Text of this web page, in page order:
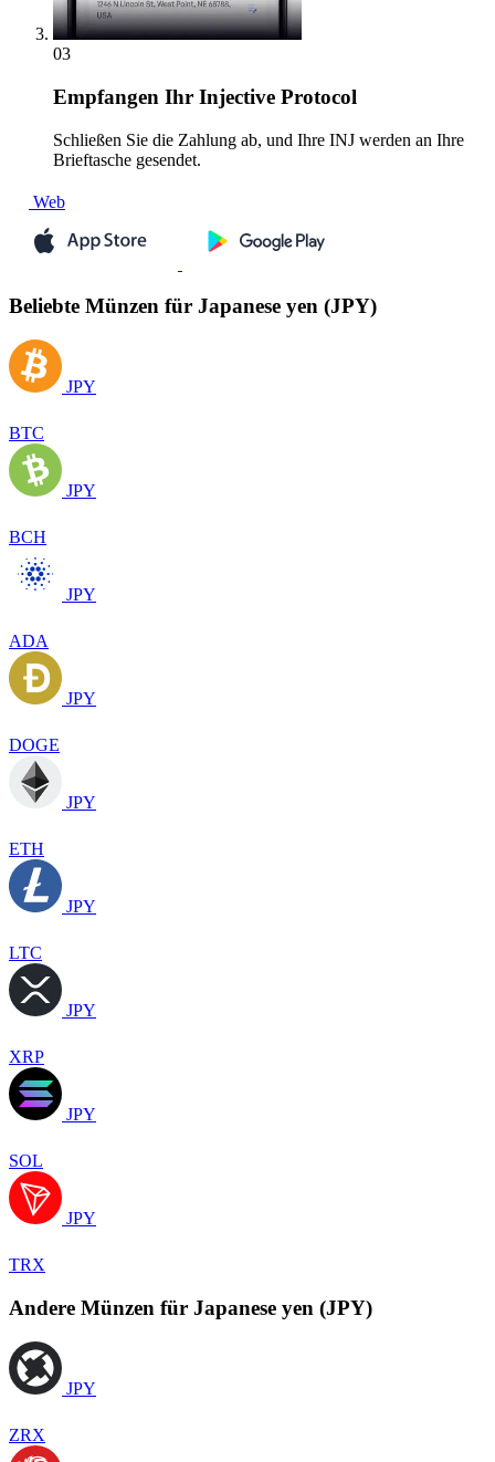
03
Empfangen Ihr Injective Protocol
Schließen Sie die Zahlung ab, und Ihre INJ werden an Ihre
Brieftasche gesendet.
Web
Beliebte Münzen für Japanese yen (JPY)
JPY
BTC
JPY
BCH
JPY
ADA
JPY
DOGE
JPY
ETH
JPY
LTC
JPY
XRP
JPY
SOL
JPY
TRX
Andere Münzen für Japanese yen (JPY)
JPY
ZRX